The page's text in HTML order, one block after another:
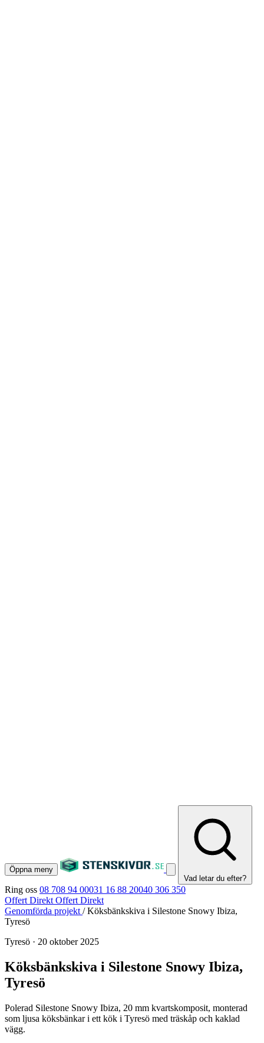
Öppna meny
Vad letar du efter?
Ring oss 08 708 94 00031 16 88 20040 306 350
Offert Direkt Offert Direkt
Genomförda projekt / Köksbänkskiva i Silestone Snowy Ibiza,
Tyresö
Tyresö · 20 oktober 2025
Köksbänkskiva i Silestone Snowy Ibiza,
Tyresö
Polerad Silestone Snowy Ibiza, 20 mm kvartskomposit, monterad
som ljusa köksbänkar i ett kök i Tyresö med träskåp och kaklad
vägg.